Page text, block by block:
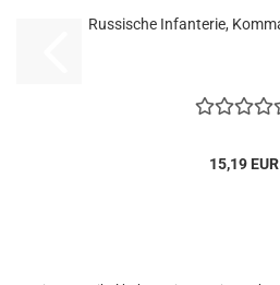
Russische Infanterie,
15,19 EUR